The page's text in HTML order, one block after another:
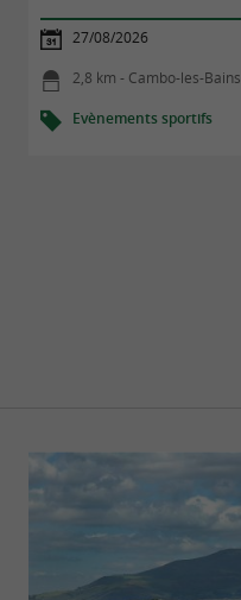
27/08/2026
2,8 km - Cambo-les-Bains
Evènements sportifs